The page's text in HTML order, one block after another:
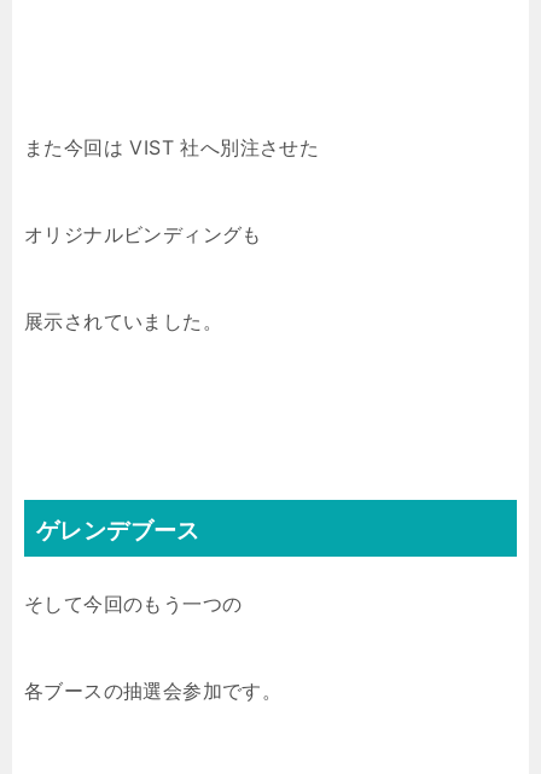
また今回は VIST 社へ別注させた
オリジナルビンディングも
展示されていました。
ゲレンデブース
そして今回のもう一つの
各ブースの抽選会参加です。